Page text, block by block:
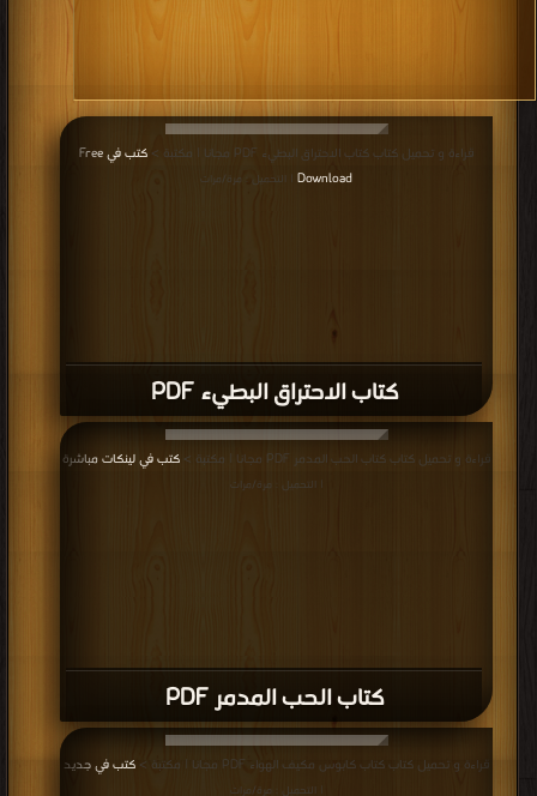
كتاب الاحتراق البطيء PDF
قراءة و تحميل كتاب كتاب الاحتراق البطيء PDF مجانا | مكتبة >
كتب في Free
Download | التحميل : مرة/مرات
كتاب الحب المدمر PDF
قراءة و تحميل كتاب كتاب الحب المدمر PDF مجانا | مكتبة > كتب في لينكات مباشرة
| التحميل : مرة/مرات
قراءة و تحميل كتاب كتاب كابوس مكيف الهواء PDF مجانا | مكتبة > كتب في جديد
| التحميل : مرة/مرات